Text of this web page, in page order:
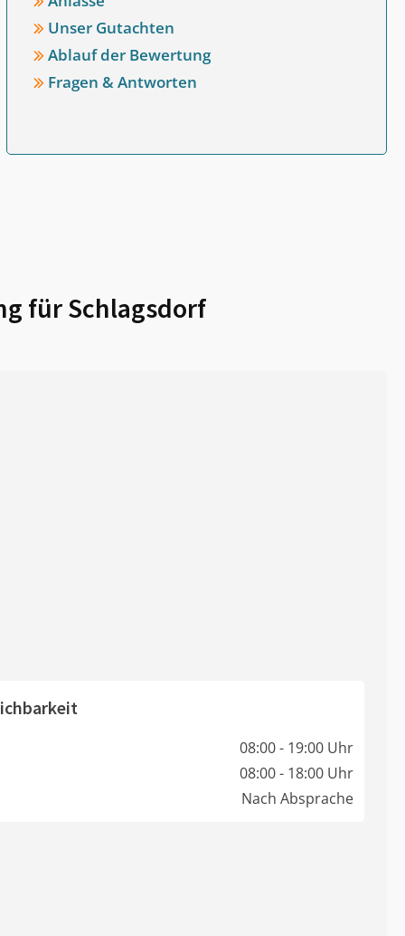
Unser Gutachten
Ablauf der Bewertung
Fragen & Antworten
fürSchlagsdorf
08:00 - 19:00 Uhr
08:00 - 18:00 Uhr
Nach Absprache